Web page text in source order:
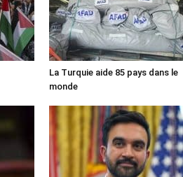
La Turquie aide 85 pays dans le
monde